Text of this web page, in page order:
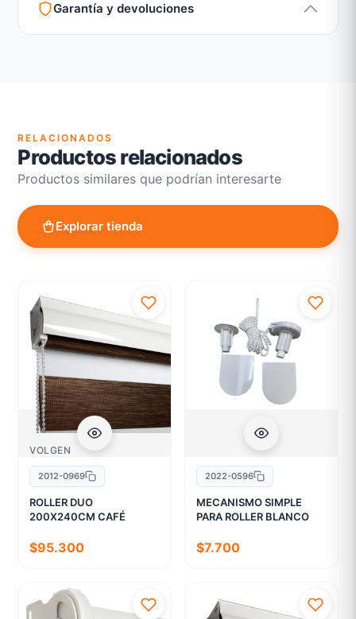
Garantía y devoluciones
RELACIONADOS
Productos relacionados
Productos similares que podrían interesarte
Explorar tienda
VOLGEN
2012-0969
ROLLER DUO
200X240CM CAFÉ
$95.300
2022-0596
MECANISMO SIMPLE
PARA ROLLER BLANCO
$7.700